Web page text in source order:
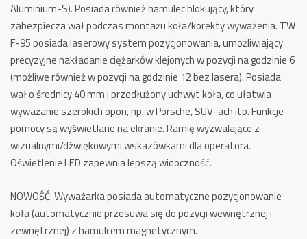
Aluminium-S). Posiada również hamulec blokujący, który
zabezpiecza wał podczas montażu koła/korekty wyważenia. TW
F-95 posiada laserowy system pozycjonowania, umożliwiający
precyzyjne nakładanie ciężarków klejonych w pozycji na godzinie 6
(możliwe również w pozycji na godzinie 12 bez lasera). Posiada
wał o średnicy 40 mm i przedłużony uchwyt koła, co ułatwia
wyważanie szerokich opon, np. w Porsche, SUV-ach itp. Funkcje
pomocy są wyświetlane na ekranie. Ramię wyzwalające z
wizualnymi/dźwiękowymi wskazówkami dla operatora.
Oświetlenie LED zapewnia lepszą widoczność.
NOWOŚĆ: Wyważarka posiada automatyczne pozycjonowanie
koła (automatycznie przesuwa się do pozycji wewnętrznej i
zewnętrznej) z hamulcem magnetycznym.